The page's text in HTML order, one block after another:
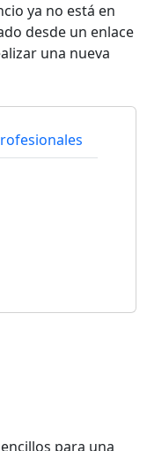
ya no está en
desde un enlace
una nueva
para una